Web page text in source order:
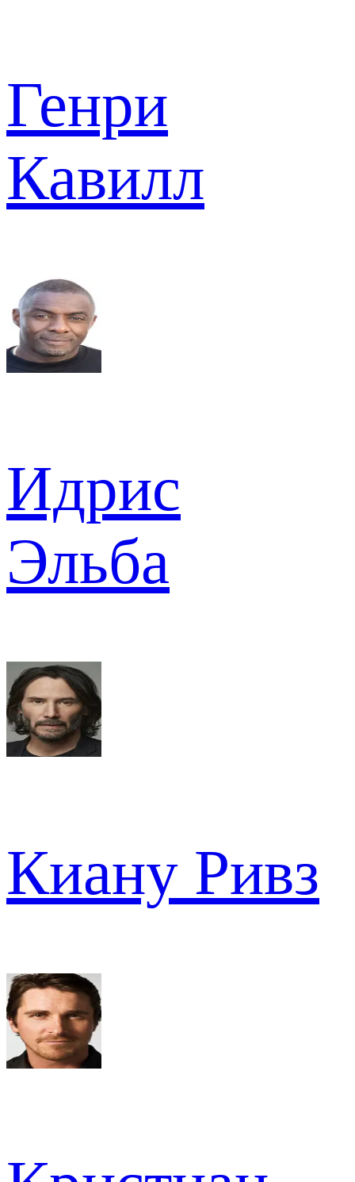
Генри
Кавилл
Идрис
Эльба
Киану Ривз